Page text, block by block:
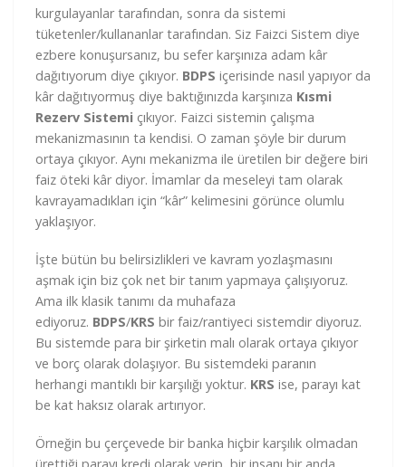
kurgulayanlar tarafından, sonra da sistemi
tüketenler/kullananlar tarafından. Siz Faizci Sistem diye
ezbere konuşursanız, bu sefer karşınıza adam kâr
dağıtıyorum diye çıkıyor. BDPS içerisinde nasıl yapıyor da
kâr dağıtıyormuş diye baktığınızda karşınıza Kısmi
Rezerv Sistemi çıkıyor. Faizci sistemin çalışma
mekanizmasının ta kendisi. O zaman şöyle bir durum
ortaya çıkıyor. Aynı mekanizma ile üretilen bir değere biri
faiz öteki kâr diyor. İmamlar da meseleyi tam olarak
kavrayamadıkları için “kâr” kelimesini görünce olumlu
yaklaşıyor.
İşte bütün bu belirsizlikleri ve kavram yozlaşmasını
aşmak için biz çok net bir tanım yapmaya çalışıyoruz.
Ama ilk klasik tanımı da muhafaza
ediyoruz. BDPS/KRS bir faiz/rantiyeci sistemdir diyoruz.
Bu sistemde para bir şirketin malı olarak ortaya çıkıyor
ve borç olarak dolaşıyor. Bu sistemdeki paranın
herhangi mantıklı bir karşılığı yoktur. KRS ise, parayı kat
be kat haksız olarak artırıyor.
Örneğin bu çerçevede bir banka hiçbir karşılık olmadan